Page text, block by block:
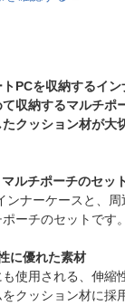
PCを収納するイ
収納するマルチポ
クッション材が大
ルチポーチのセッ
ンナーケースと、
ーチのセットです。
に優れた素材
使用される、伸縮
クッション材に採